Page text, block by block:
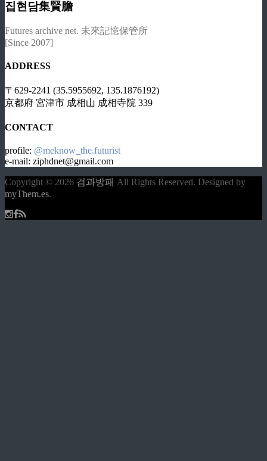
집현담集賢膽
Futures archive net. 未來記憶保管所
[Since 2007]
ADDRESS
〒629-2241 (35.5955692, 135.1876192)
京都府 宮津市 成相山 成相寺院 339
CONTACT
profile: @meknow_the.futurist
e-mail: ziphdnet@gmail.com
Copyright © 2026 검과방패 All Rights Reserved. Designed by
myThem.es.